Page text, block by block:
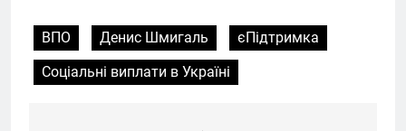
ВПО Денис Шмигаль
єПідтримка
Соціальні виплати в Україні